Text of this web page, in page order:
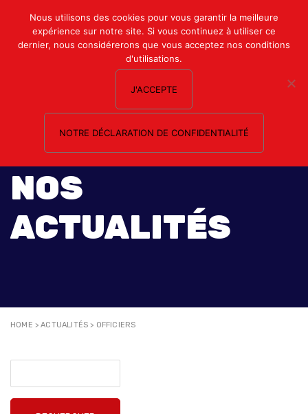
Mon compte
Nous contacter
NOS
ACTUALITÉS
HOME >ACTUALITÉS > OFFICIERS
Nous utilisons des cookies pour vous garantir la meilleure
expérience sur notre site. Si vous continuez à utiliser ce
dernier, nous considérerons que vous acceptez nos conditions
d'utilisations.
J'ACCEPTE
NOTRE DÉCLARATION DE CONFIDENTIALITÉ